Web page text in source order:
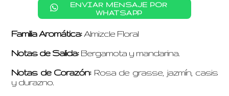
ENVIAR MENSAJE POR
WHATSAPP
Familia Aromática: Almizcle Floral
Notas de Salida:Bergamota y mandarina.
Notas de Corazón:Rosa de grasse, jazmín, casis
y durazno.